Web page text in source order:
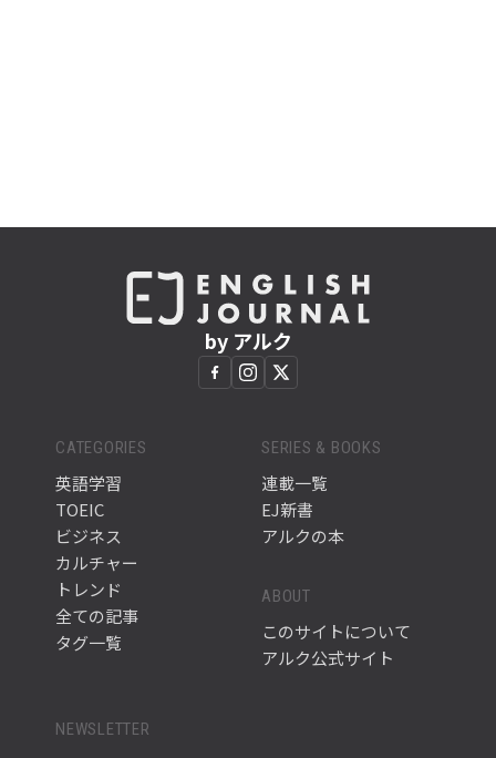
by アルク
CATEGORIES
英語学習
TOEIC
ビジネス
カルチャー
トレンド
全ての記事
タグ一覧
SERIES & BOOKS
連載一覧
EJ新書
アルクの本
ABOUT
このサイトについて
アルク公式サイト
NEWSLETTER